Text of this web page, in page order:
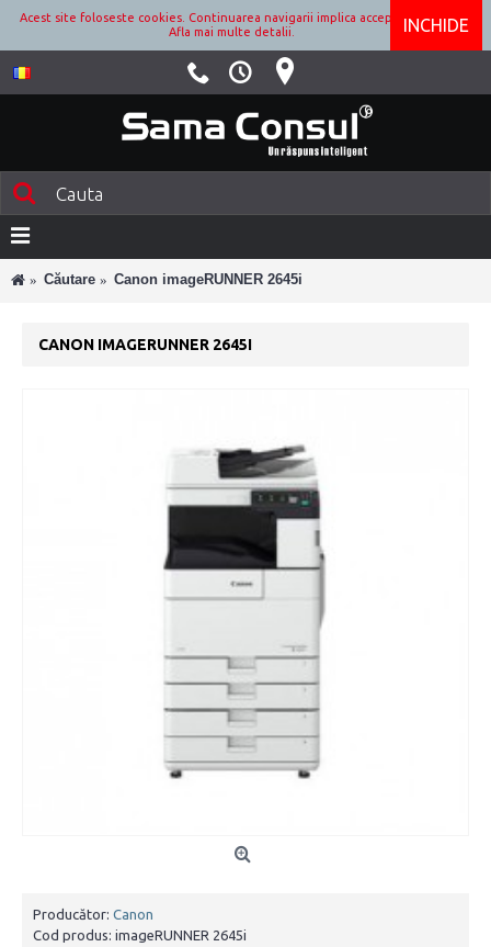
Acest site foloseste cookies. Continuarea navigarii implica acceptarea lor.
Afla mai multe detalii.
INCHIDE
Căutare Canon imageRUNNER 2645i
CANON IMAGERUNNER 2645I
Producător: Canon
Cod produs: imageRUNNER 2645i